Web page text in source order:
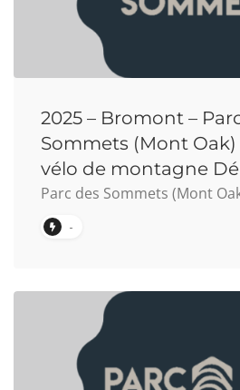
2025 – Bromont –
Sommets (Mont Oak)
vélo de montagne
Parc des Sommets (Mont
-